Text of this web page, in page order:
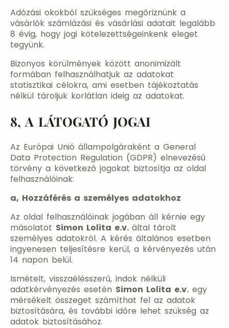
Adózási okokból szükséges megőriznünk a
vásárlók számlázási és vásárlási adatait legalább
8 évig, hogy jogi kötelezettségeinkenk eleget
tegyünk.
Bizonyos körülmények között anonimizált
formában felhasználhatjuk az adatokat
statisztikai célokra, ami esetben tájékoztatás
nélkül tároljuk korlátlan ideig az adatokat.
8, A LÁTOGATÓ JOGAI
Az Európai Unió állampolgáraként a General
Data Protection Regulation (GDPR) elnevezésű
törvény a következő jogokat biztosítja az oldal
felhasználóinak:
a, Hozzáférés a személyes adatokhoz
Az oldal felhasználóinak jogában áll kérnie egy
másolatot Simon Lolita e.v. által tárolt
személyes adatokról. A kérés általános esetben
ingyenesen teljesítésre kerül, a kérvényezés után
14 napon belül.
Ismételt, visszaélésszerű, indok nélküli
adatkérvényezés esetén Simon Lolita e.v. egy
mérsékelt összeget számíthat fel az adatok
biztosítására, és további időre lehet szükség az
adatok biztosításához.